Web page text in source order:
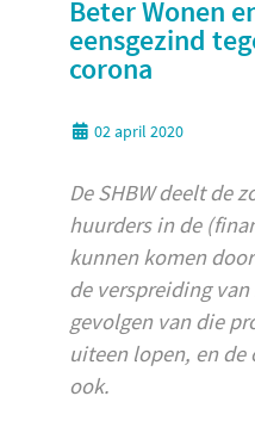
Beter Wonen
eensgezind
corona
02 april 2020
De SHBW deelt de
huurders in de
kunnen komen
de verspreiding
gevolgen van die
uiteen lopen, en
ook.